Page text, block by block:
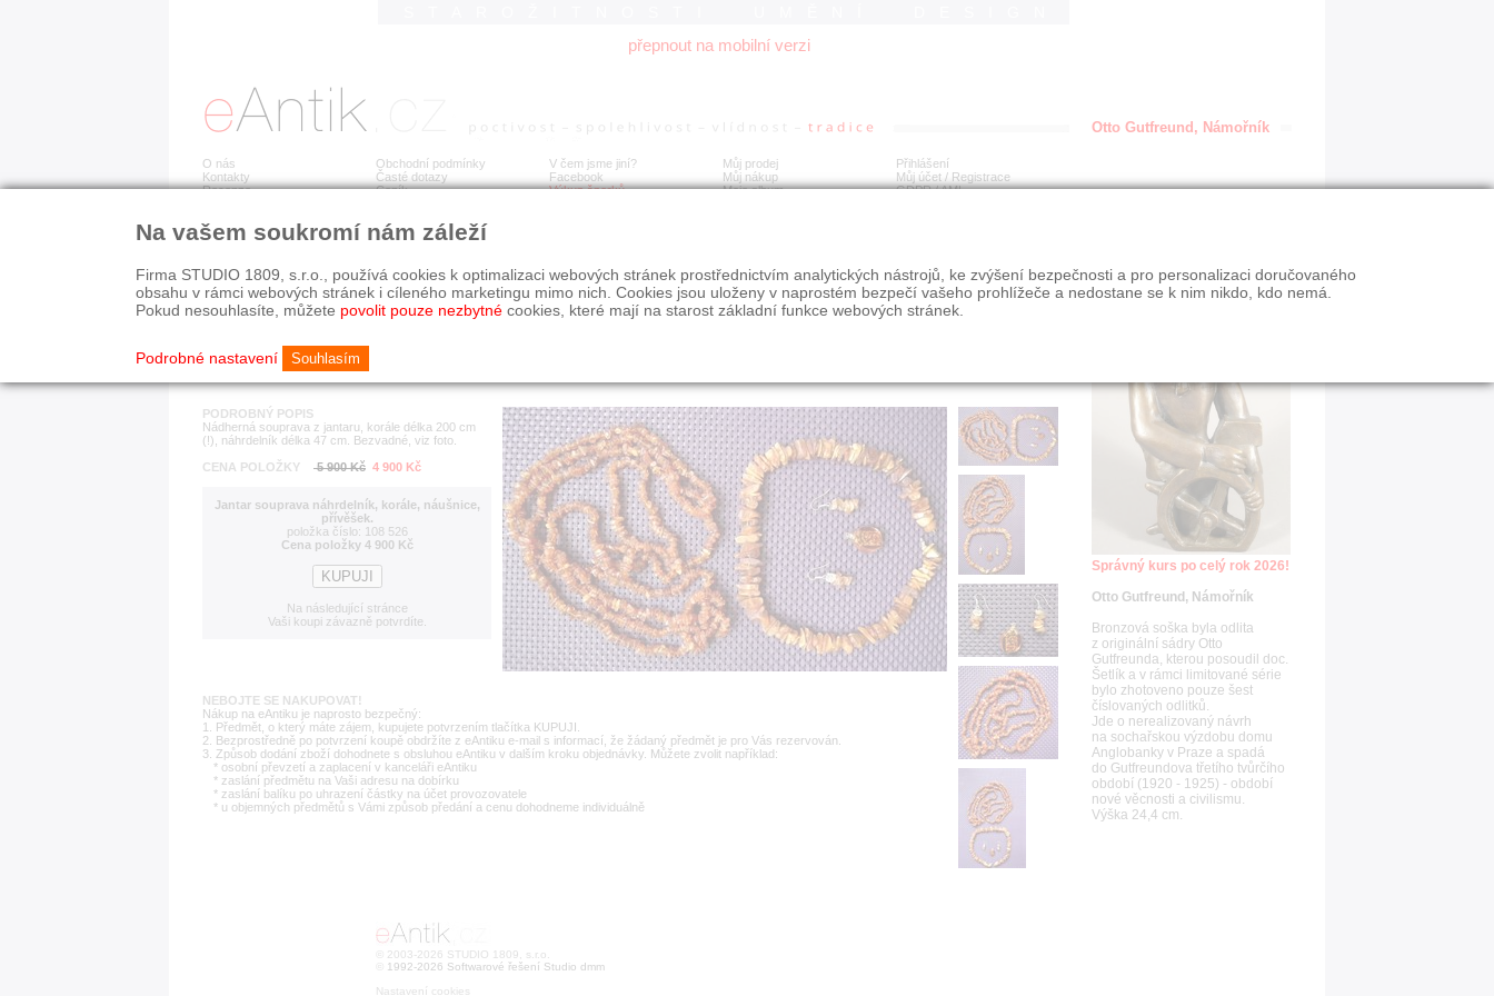
přepnout na mobilní verzi
O nás
Kontakty
Recenze
Obchodní podmínky
Časté dotazy
Ceník
V čem jsme jiní?
Facebook
Výkup šperků
Můj prodej
Můj nákup
Moje album
Přihlášení
Můj účet / Registrace
GDPR/AML
Detail položky č. 108 526 Jantar souprava náhrdelník, korále, náušnice, přívěšek.
PODROBNÝ POPIS
Nádherná souprava z jantaru, korále délka 200 cm
(!), náhrdelník délka 47 cm. Bezvadné, viz foto.
CENA POLOŽKY
5 900 Kč 4 900 Kč
Jantar souprava náhrdelník, korále, náušnice,
přívěšek.
položka číslo: 108 526
Cena položky 4 900 Kč
Na následující stránce
Vaši koupi závazně potvrdíte.
NEBOJTE SE NAKUPOVAT!
Nákup na eAntiku je naprosto bezpečný:
1. Předmět, o který máte zájem, kupujete potvrzením tlačítka KUPUJI.
2. Bezprostředně po potvrzení koupě obdržíte z eAntiku e-mail s informací, že žádaný předmět je pro Vás rezervován.
3. Způsob dodání zboží dohodnete s obsluhou eAntiku v dalším kroku objednávky. Můžete zvolit například:
* osobní převzetí a zaplacení v kanceláři eAntiku
* zaslání předmětu na Vaši adresu na dobírku
* zaslání balíku po uhrazení částky na účet provozovatele
* u objemných předmětů s Vámi způsob předání a cenu dohodneme individuálně
© 2003-2026 STUDIO 1809, s.r.o.
1992-2026 Softwarové řešení Studio dmm
Nastavení cookies
Otto Gutfreund, Námořník
Správný kurs po celý rok 2026!
Otto Gutfreund, Námořník
Bronzová soška byla odlita
z originální sádry Otto
Gutfreunda, kterou posoudil doc.
Šetlík a v rámci limitované série
bylo zhotoveno pouze šest
číslovaných odlitků.
Jde o nerealizovaný návrh
na sochařskou výzdobu domu
Anglobanky v Praze a spadá
do Gutfreundova třetího tvůrčího
období (1920 - 1925) - období
nové věcnosti a civilismu.
Výška 24,4 cm.
Na vašem soukromí nám záleží
Firma STUDIO 1809, s.r.o., používá cookies k optimalizaci webových stránek prostřednictvím analytických nástrojů, ke zvýšení bezpečnosti a pro personalizaci doručovaného
obsahu v rámci webových stránek i cíleného marketingu mimo nich. Cookies jsou uloženy v naprostém bezpečí vašeho prohlížeče a nedostane se k nim nikdo, kdo nemá.
Pokud nesouhlasíte, můžete povolit pouze nezbytné cookies, které mají na starost základní funkce webových stránek.
Podrobné nastavení Souhlasím